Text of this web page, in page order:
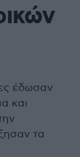
έδωσαν
και
τα